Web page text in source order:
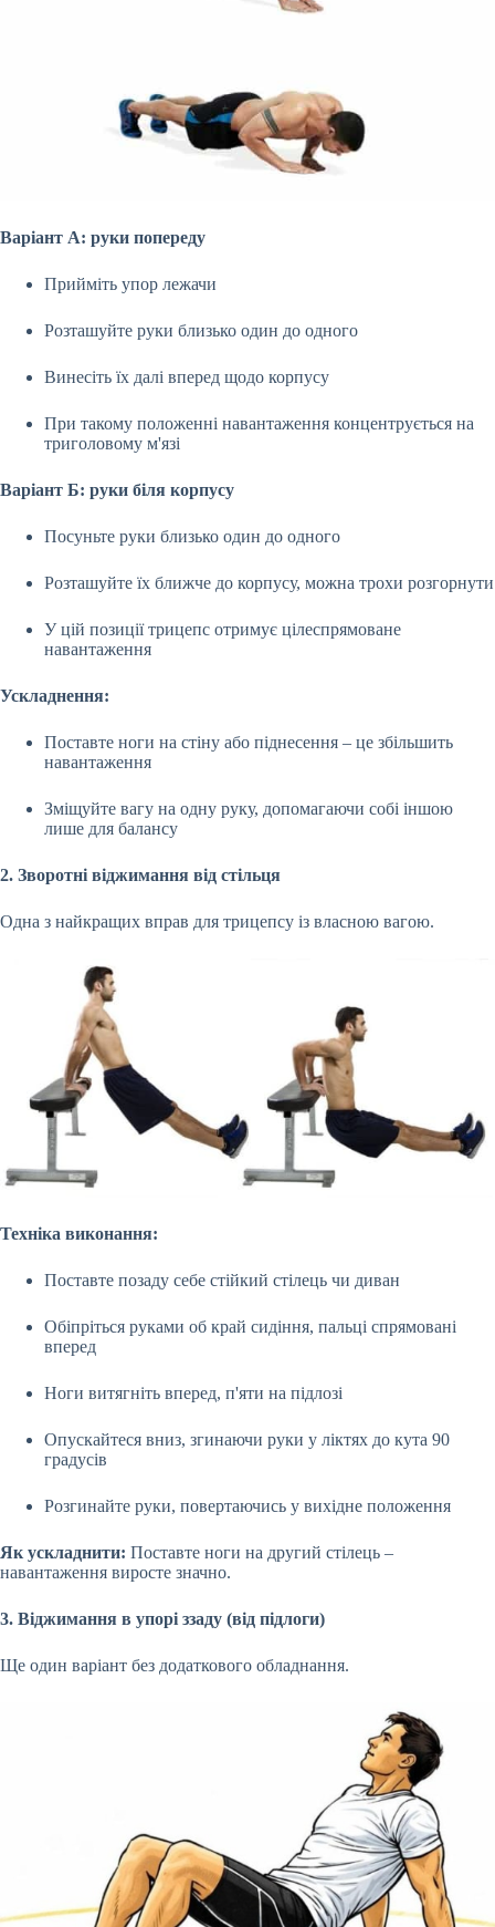
Варіант А: руки попереду
Прийміть упор лежачи
Розташуйте руки близько один до одного
Винесіть їх далі вперед щодо корпусу
При такому положенні навантаження концентрується на
триголовому м'язі
Варіант Б: руки біля корпусу
Посуньте руки близько один до одного
Розташуйте їх ближче до корпусу, можна трохи розгорнути
У цій позиції трицепс отримує цілеспрямоване
навантаження
Ускладнення:
Поставте ноги на стіну або піднесення – це збільшить
навантаження
Зміщуйте вагу на одну руку, допомагаючи собі іншою
лише для балансу
2. Зворотні віджимання від стільця
Одна з найкращих вправ для трицепсу із власною вагою.
Техніка виконання:
Поставте позаду себе стійкий стілець чи диван
Обіпріться руками об край сидіння, пальці спрямовані
вперед
Ноги витягніть вперед, п'яти на підлозі
Опускайтеся вниз, згинаючи руки у ліктях до кута 90
градусів
Розгинайте руки, повертаючись у вихідне положення
Як ускладнити: Поставте ноги на другий стілець –
навантаження виросте значно.
3. Віджимання в упорі ззаду (від підлоги)
Ще один варіант без додаткового обладнання.